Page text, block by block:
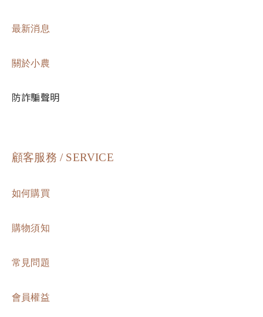
最新消息
關於小農
防詐騙聲明
顧客服務 / SERVICE
如何購買
購物須知
常見問題
會員權益